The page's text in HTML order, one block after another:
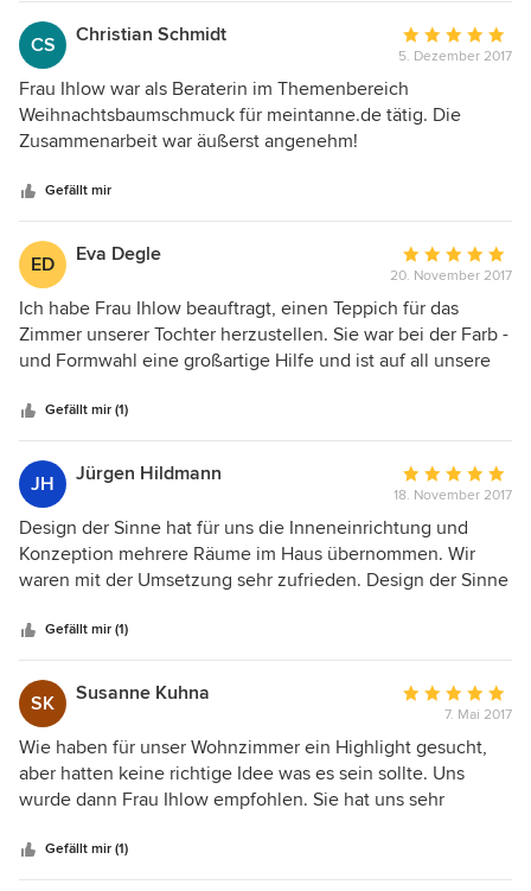
Ms. Ihlow to come up with a holistic concept. She
presented it beautifully with 3D imaging and made things
so simple by listing the things, their prices and where to
buy them. She was also very aware of the prices that suited
me. I loved it!
CS Christian Schmidt
Bewertung:
5
von
5. Dezember 2017
Frau Ihlow war als Beraterin im Themenbereich
Weihnachtsbaumschmuck für meintanne.de tätig. Die
Zusammenarbeit war äußerst angenehm!
Gefällt mir
ED Eva Degle
Bewertung:
5
von
5
20. November 2017
Ich habe Frau Ihlow beauftragt, einen Teppich für das
Zimmer unserer Tochter herzustellen. Sie war bei der Farb -
und Formwahl eine großartige Hilfe und ist auf all unsere
wunderschönes handgefertigtes Unikat, das perfekt passte,
waschbar ist, genau unseren Wünschen entspricht. Fair
hergestellt in München, aus recyceltem Material. Zudem
etwas Besonderes, das nicht in jedem zweiten
Kinderzimmer liegt. Geschmack und handewerkliche
Qualtität der Innendesignerin haben uns absolut
überzeugt. Wir werden Frau Ihlow ab jetzt bei all unseren
wohnlichen Wünschen in Anspruch nehmen.
Gefällt mir (1)
JH Jürgen Hildmann
Bewertung:
5
von
5
18. November 2017
Design der Sinne hat für uns die Inneneinrichtung und
Konzeption mehrere Räume im Haus übernommen. Wir
waren mit der Umsetzung sehr zufrieden. Design der Sinne
sehr persönlicher Beratung aus. Als Entscheidungshilfen
wurden regelmäßig Fotos oder Muster zur Verfügung
gestellt. Wir waren von der freundlichen und geduldigen
Begleitung begeistert und werden Design der Sinne
jederzeit wieder für Beratungsleistungen anfragen.
Gefällt mir (1)
SK Susanne Kuhna
Bewertung:
5
von
5
7. Mai 2017
Wie haben für unser Wohnzimmer ein Highlight gesucht,
aber hatten keine richtige Idee was es sein sollte. Uns
wurde dann Frau Ihlow empfohlen. Sie hat uns sehr
Besten ins Wohnzimmer und zu unserem Geschmack
passen würden. Letztendlich haben wir uns dann für ein
Gefällt mir (1)